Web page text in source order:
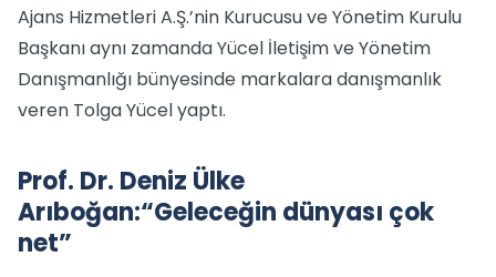
Ajans Hizmetleri A.Ş.’nin Kurucusu ve Yönetim Kurulu
Başkanı aynı zamanda Yücel İletişim ve Yönetim
Danışmanlığı bünyesinde markalara danışmanlık
veren Tolga Yücel yaptı.
Prof. Dr. Deniz Ülke
Arıboğan:“Geleceğin dünyası çok
net”